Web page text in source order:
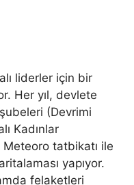
liderler için bir
Her yıl, devlete
(Devrimi
Kadınlar
tatbikatı ile
yapıyor.
felaketleri